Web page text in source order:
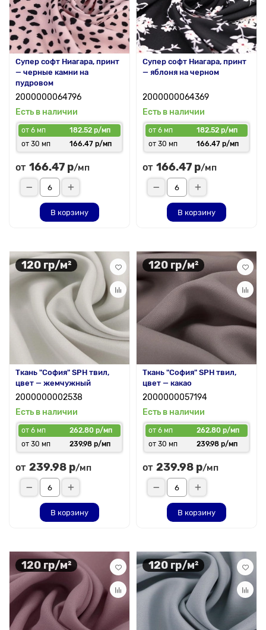
Супер софт Ниагара, принт
— черные камни на
пудровом
2000000064796
Есть в наличии
от 6 мп
182.52 р/мп
от 30 мп
166.47 р/мп
от 166.47 р/мп
В корзину
Супер софт Ниагара, принт
— яблоня на черном
2000000064369
Есть в наличии
от 6 мп
182.52 р/мп
от 30 мп
166.47 р/мп
от 166.47 р/мп
В корзину
120 гр/м²
Ткань "София" SPH твил,
цвет — жемчужный
2000000002538
Есть в наличии
от 6 мп
262.80 р/мп
от 30 мп
239.98 р/мп
от 239.98 р/мп
В корзину
120 гр/м²
Ткань "София" SPH твил,
цвет — какао
2000000057194
Есть в наличии
от 6 мп
262.80 р/мп
от 30 мп
239.98 р/мп
от 239.98 р/мп
В корзину
120 гр/м² 120 гр/м²